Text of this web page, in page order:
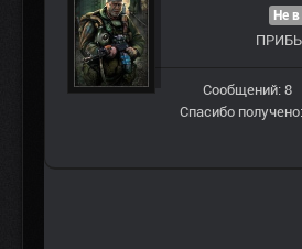
Не в
Сообщений: 8
Спасибо